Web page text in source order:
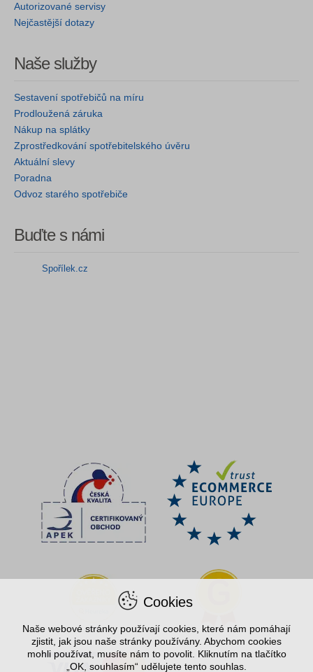
Autorizované servisy
Nejčastější dotazy
Naše služby
Sestavení spotřebičů na míru
Prodloužená záruka
Nákup na splátky
Zprostředkování spotřebitelského úvěru
Aktuální slevy
Poradna
Odvoz starého spotřebiče
Buďte s námi
Spořílek.cz
Cookies
Naše webové stránky používají cookies, které nám pomáhají
zjistit, jak jsou naše stránky používány. Abychom cookies
mohli používat, musíte nám to povolit. Kliknutím na tlačítko
„OK, souhlasím“ udělujete tento souhlas.